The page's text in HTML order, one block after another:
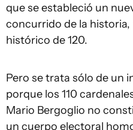
que se estableció un
concurrido de la
histórico de 120.
Pero se trata sólo de un
porque los 110
Mario Bergoglio no
un cuerpo electoral